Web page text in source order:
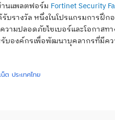
นแพลตฟอร์ม Fortinet Security
บรางวัล หนึ่งในโปรแกรมการฝึก
ามปลอดภัยไซเบอร์และโอกาสท
องค์กรเพื่อพัฒนาบุคลากรที่มีค
ต ประเทศไทย